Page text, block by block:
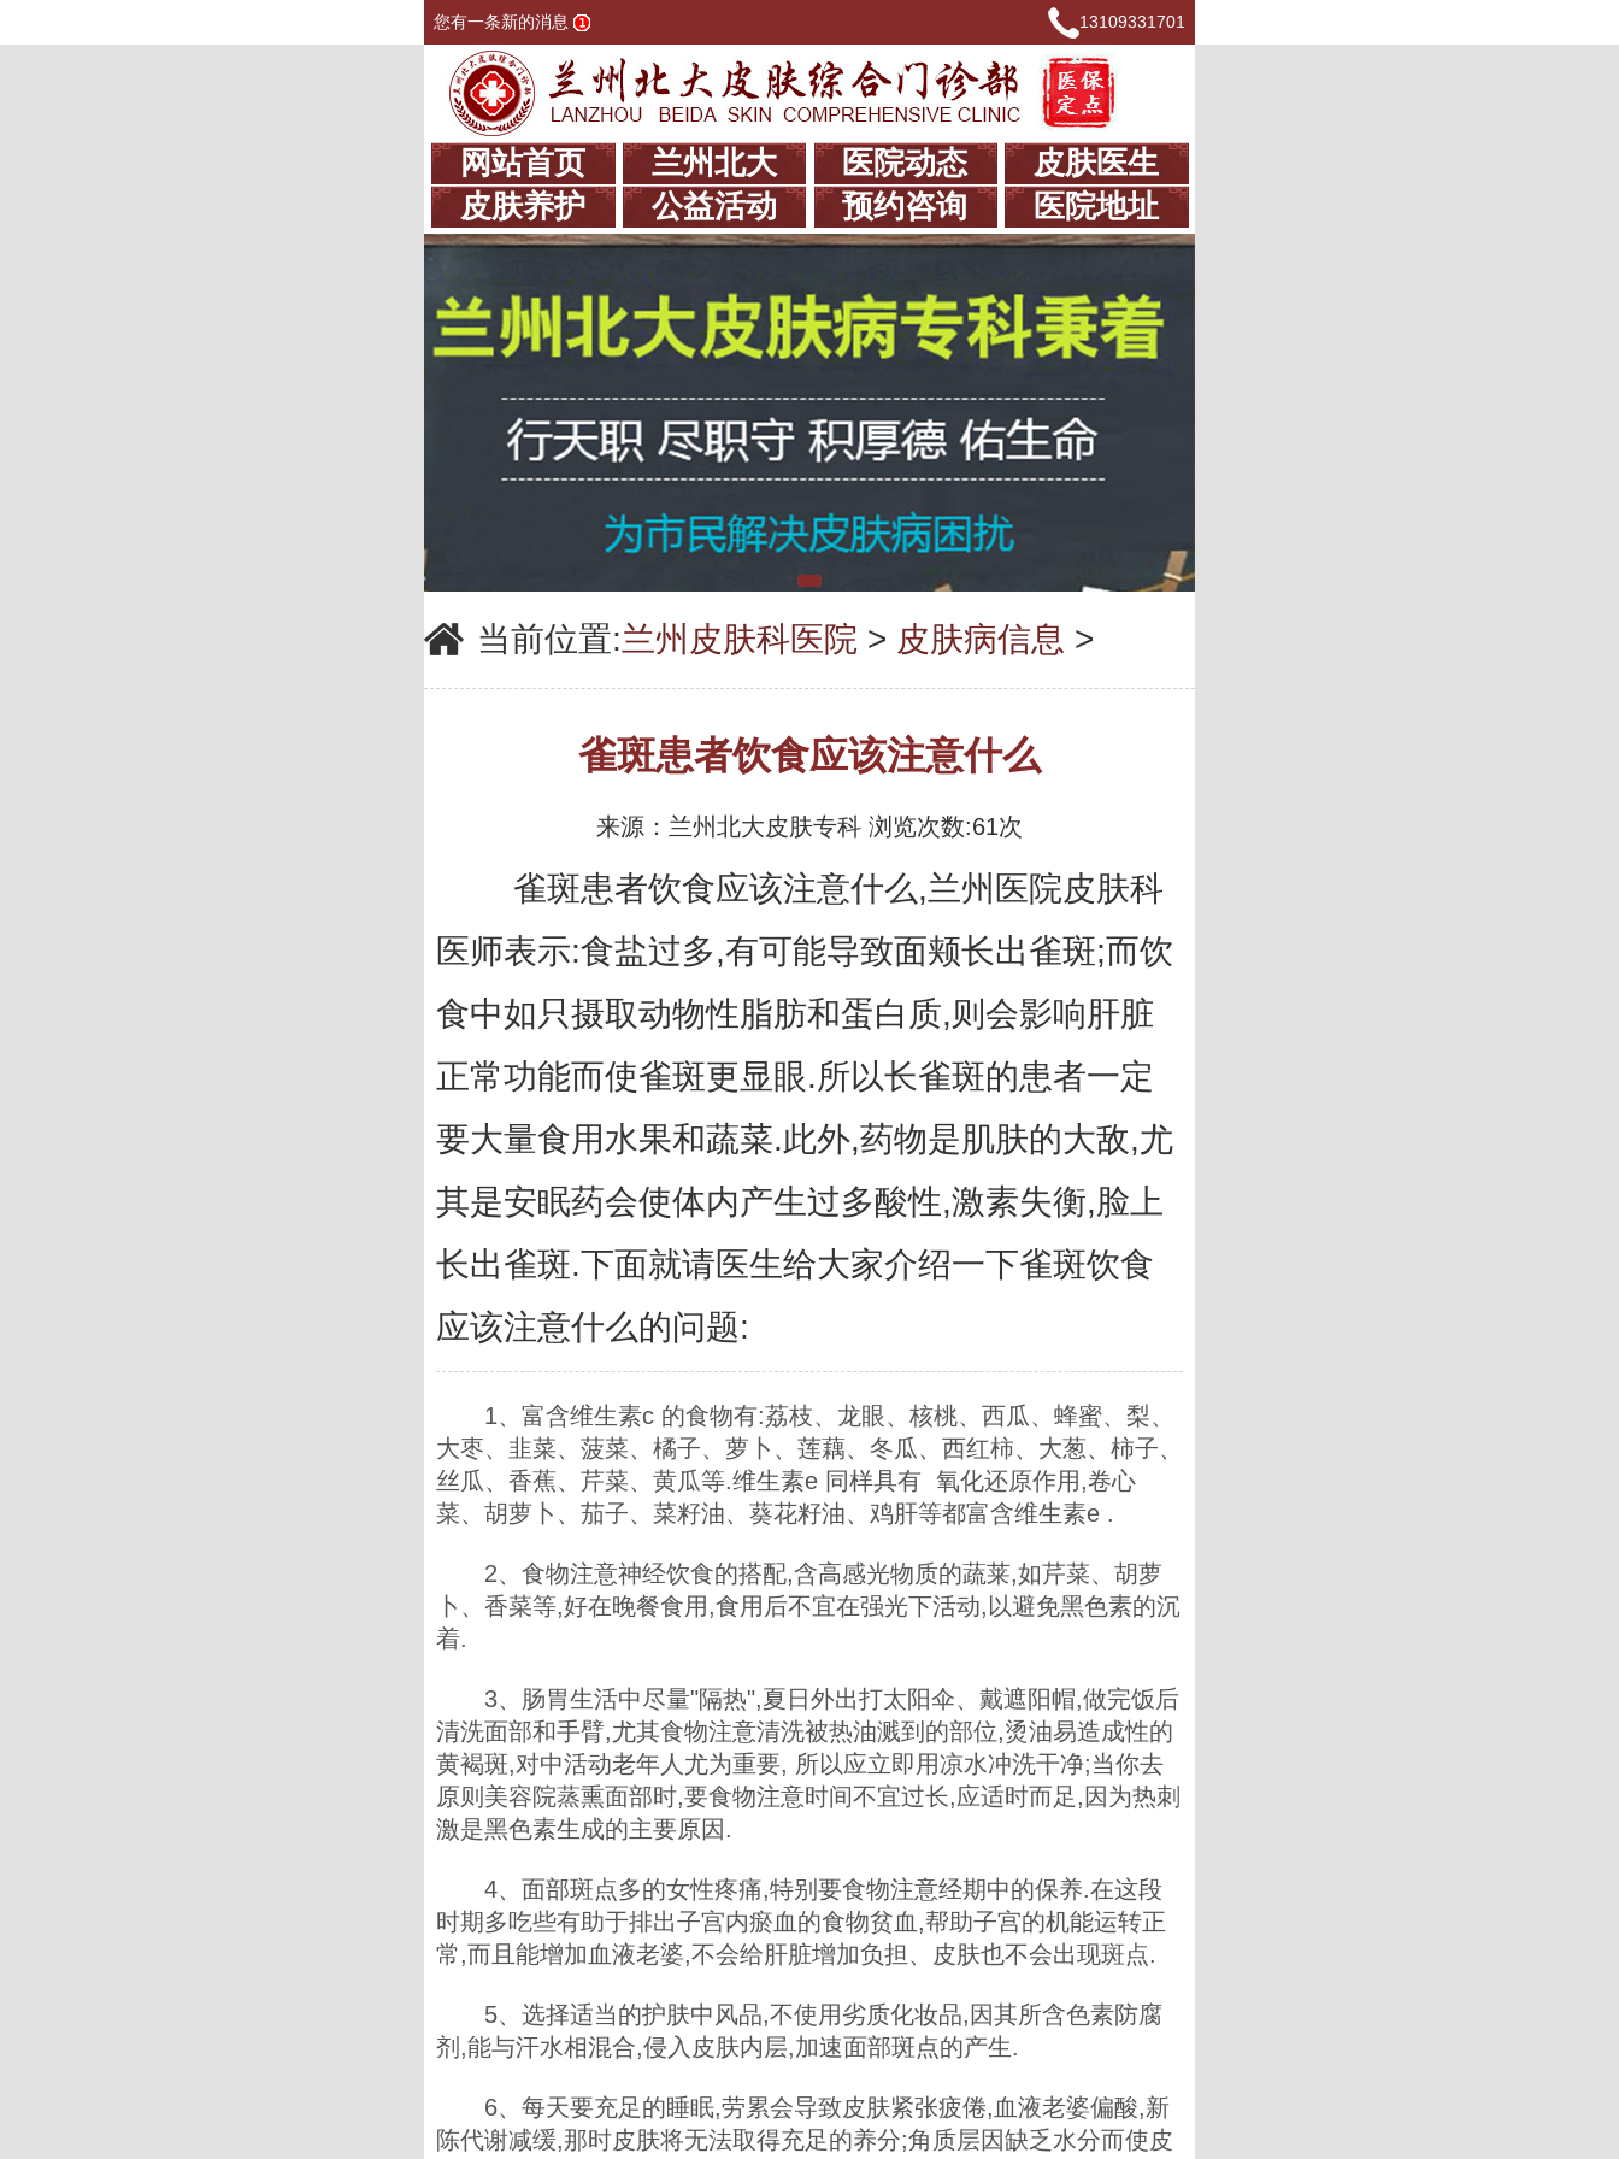
您有一条新的消息 13109331701
网站首页 兰州北大 医院动态
皮肤医生
皮肤养护
公益活动 预约咨询 医院地址
当前位置:兰州皮肤科医院 > 皮肤病信息 >
雀斑患者饮食应该注意什么
来源：兰州北大皮肤专科 浏览次数:61次
雀斑患者饮食应该注意什么,兰州医院皮肤科
医师表示:食盐过多,有可能导致面颊长出雀斑;而饮
食中如只摄取动物性脂肪和蛋白质,则会影响肝脏
正常功能而使雀斑更显眼.所以长雀斑的患者一定
要大量食用水果和蔬菜.此外,药物是肌肤的大敌,尤
其是安眠药会使体内产生过多酸性,激素失衡,脸上
长出雀斑.下面就请医生给大家介绍一下雀斑饮食
应该注意什么的问题:
1、富含维生素c 的食物有:荔枝、龙眼、核桃、西瓜、蜂蜜、梨、
大枣、韭菜、菠菜、橘子、萝卜、莲藕、冬瓜、西红柿、大葱、柿子、
丝瓜、香蕉、芹菜、黄瓜等.维生素e 同样具有 氧化还原作用,卷心
菜、胡萝卜、茄子、菜籽油、葵花籽油、鸡肝等都富含维生素e .
2、食物注意神经饮食的搭配,含高感光物质的蔬莱,如芹菜、胡萝
卜、香菜等,好在晚餐食用,食用后不宜在强光下活动,以避免黑色素的沉
着.
3、肠胃生活中尽量"隔热",夏日外出打太阳伞、戴遮阳帽,做完饭后
清洗面部和手臂,尤其食物注意清洗被热油溅到的部位,烫油易造成性的
黄褐斑,对中活动老年人尤为重要, 所以应立即用凉水冲洗干净;当你去
原则美容院蒸熏面部时,要食物注意时间不宜过长,应适时而足,因为热刺
激是黑色素生成的主要原因.
4、面部斑点多的女性疼痛,特别要食物注意经期中的保养.在这段
时期多吃些有助于排出子宫内瘀血的食物贫血,帮助子宫的机能运转正
常,而且能增加血液老婆,不会给肝脏增加负担、皮肤也不会出现斑点.
5、选择适当的护肤中风品,不使用劣质化妆品,因其所含色素防腐
剂,能与汗水相混合,侵入皮肤内层,加速面部斑点的产生.
6、每天要充足的睡眠,劳累会导致皮肤紧张疲倦,血液老婆偏酸,新
陈代谢减缓,那时皮肤将无法取得充足的养分;角质层因缺乏水分而使皮